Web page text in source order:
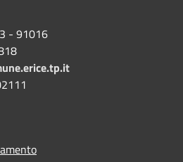
- 91016